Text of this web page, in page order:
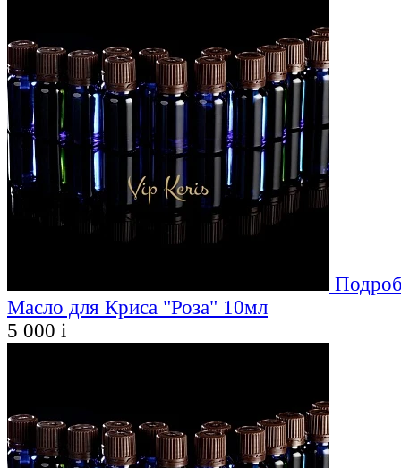
Масло для Криса "Роза" 10мл
5 000 i